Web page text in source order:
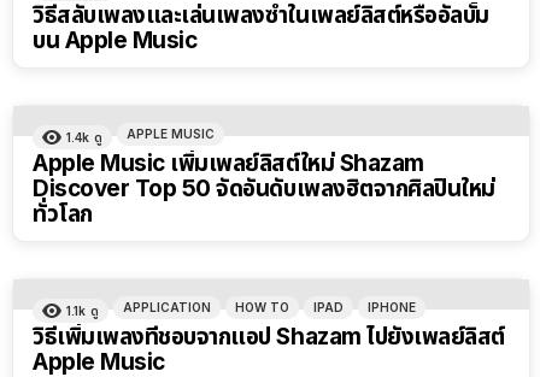
วิธีสลับเพลงและเล่นเพลงซ้ำในเพลย์ลิสต์หรืออัลบั้ม
บน Apple Music
1.4k ดู APPLE MUSIC
Apple Music เพิ่มเพลย์ลิสต์ใหม่ Shazam
Discover Top 50 จัดอันดับเพลงฮิตจากศิลปินใหม่
ทั่วโลก
1.1k ดู APPLICATION HOW TO IPAD IPHONE
วิธีเพิ่มเพลงที่ชอบจากแอป Shazam ไปยังเพลย์ลิสต์
Apple Music